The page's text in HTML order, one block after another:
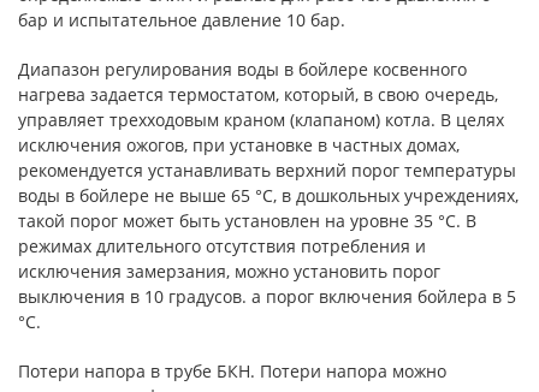
бар и испытательное давление 10 бар.
Диапазон регулирования воды в бойлере косвенного
нагрева задается термостатом, который, в свою очередь,
управляет трехходовым краном (клапаном) котла. В целях
исключения ожогов, при установке в частных домах,
рекомендуется устанавливать верхний порог температуры
воды в бойлере не выше 65 °С, в дошкольных учреждениях,
такой порог может быть установлен на уровне 35 °С. В
режимах длительного отсутствия потребления и
исключения замерзания, можно установить порог
выключения в 10 градусов. а порог включения бойлера в 5
°С.
Потери напора в трубе БКН. Потери напора можно